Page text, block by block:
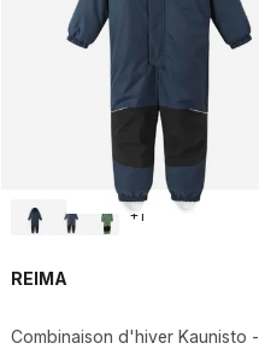
+1
REIMA
Combinaison d'hiver Kaunisto -